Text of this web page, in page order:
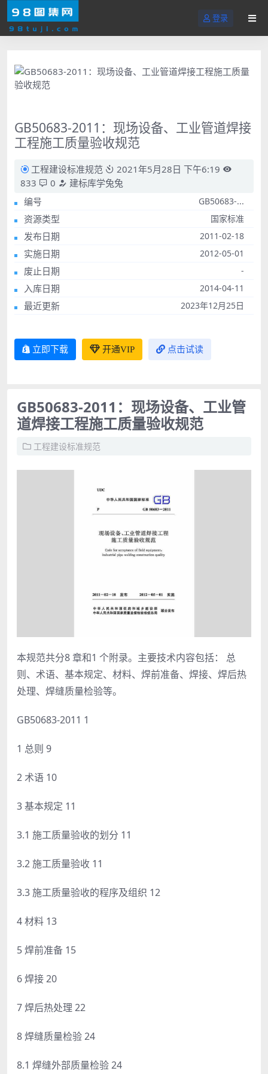
登录
GB50683-2011：现场设备、工业管道焊接
工程施工质量验收规范
工程建设标准规范
2021年5月28日 下午6:19
833
0
建标库学兔兔
编号
GB50683-...
资源类型 国家标准
发布日期 2011-02-18
实施日期 2012-05-01
废止日期 -
入库日期 2014-04-11
最近更新 2023年12月25日
立即下载 开通VIP 点击试读
GB50683-2011：现场设备、工业管
道焊接工程施工质量验收规范
工程建设标准规范
本规范共分8 章和1 个附录。主要技术内容包括： 总
则、术语、基本规定、材料、焊前准备、焊接、焊后热
处理、焊缝质量检验等。
GB50683-2011 1
1 总则 9
2 术语 10
3 基本规定 11
3.1 施工质量验收的划分 11
3.2 施工质量验收 11
3.3 施工质量验收的程序及组织 12
4 材料 13
5 焊前准备 15
6 焊接 20
7 焊后热处理 22
8 焊缝质量检验 24
8.1 焊缝外部质量检验 24